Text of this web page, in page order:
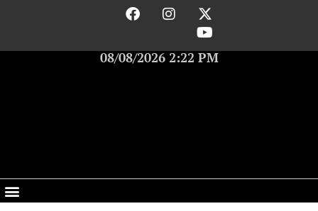
08/08/2026 2:22 PM